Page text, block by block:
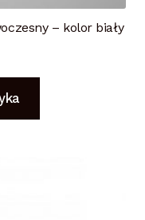
– kolor biały